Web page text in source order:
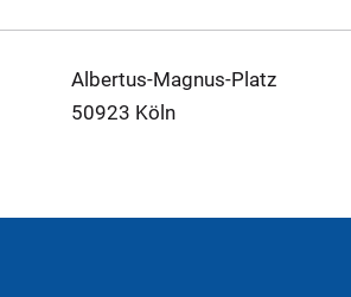
Albertus-Magnus-Platz
50923 Köln